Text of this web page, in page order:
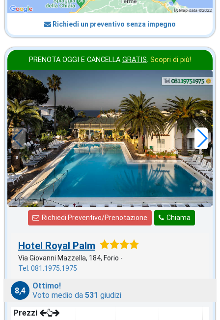
Richiedi un preventivo senza impegno
PRENOTA OGGI E CANCELLA GRATIS. Scopri di più!
2026 FERRAGOSTO
in offerta da
€100,00
a notte
Chiama
Richiedi Preventivo/Prenotazione
Hotel Royal Palm
Via Giovanni Mazzella, 184, Forio -
Tel. 081.1975.1975
8,4
Ottimo!
Voto medio da 531 giudizi
Prezzi